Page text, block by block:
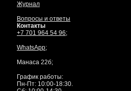
Журнал
Вопросы и ответы
Контакты
+7 701 964 54 96;
WhatsApp;
Манаса 22б;
График работы:
Пн-Пт: 10:00-18:30.